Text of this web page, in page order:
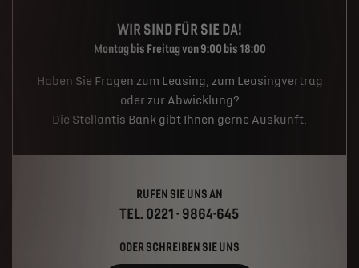
WIR SIND FÜR SIE DA!
Montag bis Freitag von 9:00 bis 18:00
Haben Sie Fragen zum Leasing, zum Leasingvertrag
oder zur Abwicklung?
Die Stellantis Bank gibt Ihnen gerne Auskunft.
RUFEN SIE UNS AN
TEL. 0221 - 9864-645
ODER SCHREIBEN SIE UNS